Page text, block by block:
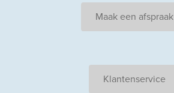
Maak een afspraak
Klantenservice